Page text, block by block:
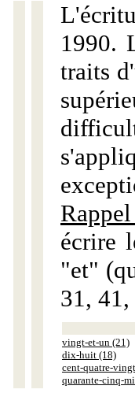
1990.
traits
écrire
"et"
31,
vingt-et-un (21)
dix-huit (18)
cent-quatre-
quarante-cinq-